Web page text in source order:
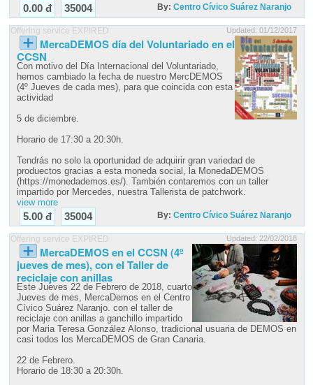
0.00 đ 35004 By: Centro Cívico Suárez Naranjo
Offering service EXPIRED Updated: 01/12/2017
MercaDEMOS día del Voluntariado en el
CCSN
Con motivo del Día Internacional del Voluntariado,
hemos cambiado la fecha de nuestro MercDEMOS
(4º Jueves de cada mes), para que coincida con esta
actividad
5 de diciembre.
Horario de 17:30 a 20:30h.
Tendrás no solo la oportunidad de adquirir gran variedad de
produectos gracias a esta moneda social, la MonedaDEMOS
(https://monedademos.es/). También contaremos con un taller
impartido por Mercedes, nuestra Tallerista de patchwork.
view more
5.00 đ 35004 By: Centro Cívico Suárez Naranjo
Offering service EXPIRED Updated: 22/02/2018
MercaDEMOS en el CCSN (4º
jueves de mes), con el Taller de
reciclaje con anillas
Este Jueves 22 de Febrero de 2018, cuarto
Jueves de mes, MercaDemos en el Centro
Cívico Suárez Naranjo. con el taller de
reciclaje con anillas a ganchillo impartido
por Maria Teresa González Alonso, tradicional usuaria de DEMOS en
casi todos los MercaDEMOS de Gran Canaria.
22 de Febrero.
Horario de 18:30 a 20:30h.